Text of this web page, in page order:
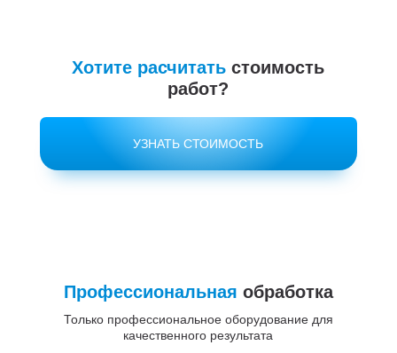
Хотите расчитать стоимость
работ?
УЗНАТЬ СТОИМОСТЬ
Профессиональная обработка
Только профессиональное оборудование для
качественного результата